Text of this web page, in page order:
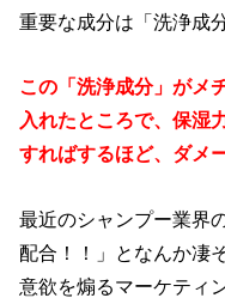
重要な成分は「洗浄成分
この「洗浄成分」がメ
入れたところで、保湿
すればするほど、ダメ
最近のシャンプー業界
配合！！」となんか凄
意欲を煽るマーケティ